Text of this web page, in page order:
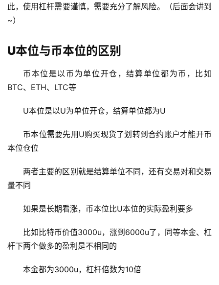
此，使用杠杆需要谨慎，需要充分了解风险。（后面会讲到
~）
U本位与币本位的区别
币本位是以币为单位开仓，结算单位都为币，比如
BTC、ETH、LTC等
U本位是以U为单位开仓，结算单位都为U
币本位需要先用U购买现货了划转到合约账户才能开币
本位仓位
两者主要的区别就是结算单位不同，还有交易对和交易
量不同
如果是长期看涨，币本位比U本位的实际盈利要多
比如 比特币价值3000u，涨到6000u了，同等本金、杠
杆下两个做多的盈利是不相同的
本金都为3000u， 杠杆倍数为10倍